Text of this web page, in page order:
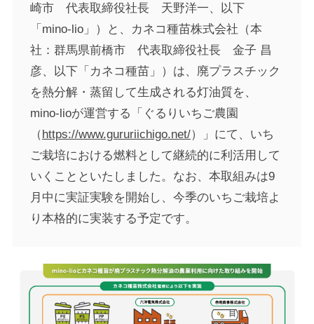
崎市 代表取締役社長 天野洋一、以下
「mino-lio」）と、カネコ種苗株式会社（本
社：群馬県前橋市 代表取締役社長 金子 昌
彦、以下「カネコ種苗」）は、廃プラスチック
を熱分解・蒸留して生成される灯油質を、
mino-lioが運営する「ぐるりいちご農園
（https://www.gururiichigo.net/）」にて、いち
ご栽培における燃料として継続的に利活用して
いくことといたしました。なお、本取組みは9
月中に実証実験を開始し、今季のいちご栽培よ
り本格的に実装する予定です。